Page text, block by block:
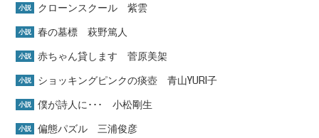
小説 クローンスクール 紫雲
小説 春の墓標 萩野篤人
小説 赤ちゃん貸します 菅原美架
小説 ショッキングピンクの痰壺 青山YURI子
小説 僕が詩人に･･･ 小松剛生
小説 偏態パズル 三浦俊彦